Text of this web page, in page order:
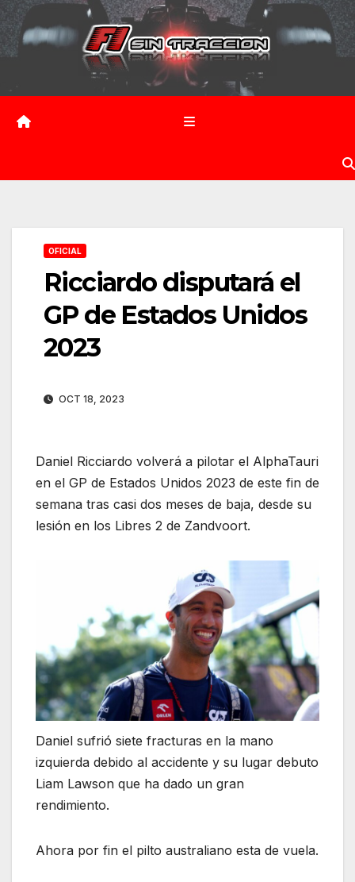
Saltar
contenido
OFICIAL
Ricciardo disputará el
GP de Estados Unidos
2023
OCT 18, 2023
Daniel Ricciardo volverá a pilotar el AlphaTauri
en el GP de Estados Unidos 2023 de este fin de
semana tras casi dos meses de baja, desde su
lesión en los Libres 2 de Zandvoort.
Daniel sufrió siete fracturas en la mano
izquierda debido al accidente y su lugar debuto
Liam Lawson que ha dado un gran
rendimiento.
Ahora por fin el pilto australiano esta de vuela.